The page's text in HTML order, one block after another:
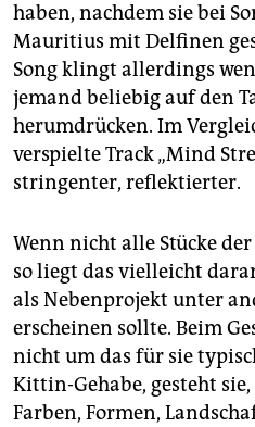
haben, nachdem sie bei
Mauritius mit Delfinen
Song klingt allerdings
jemand beliebig auf den
herumdrücken. Im
verspielte Track „Mind
stringenter, reflektierter.
Wenn nicht alle Stücke
so liegt das vielleicht
als Nebenprojekt unter
erscheinen sollte. Beim
nicht um das für sie
Kittin-Gehabe, gesteht
Farben, Formen,